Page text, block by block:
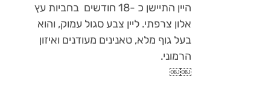
￼￼